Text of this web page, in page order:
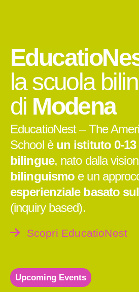
la scuola
di Modena
EducatioNest – The
School è un istituto 0-
bilingue, nato dalla
bilinguismo e un
esperienziale basato
(inquiry based).
Scopri EducatioNest
Upcoming Events